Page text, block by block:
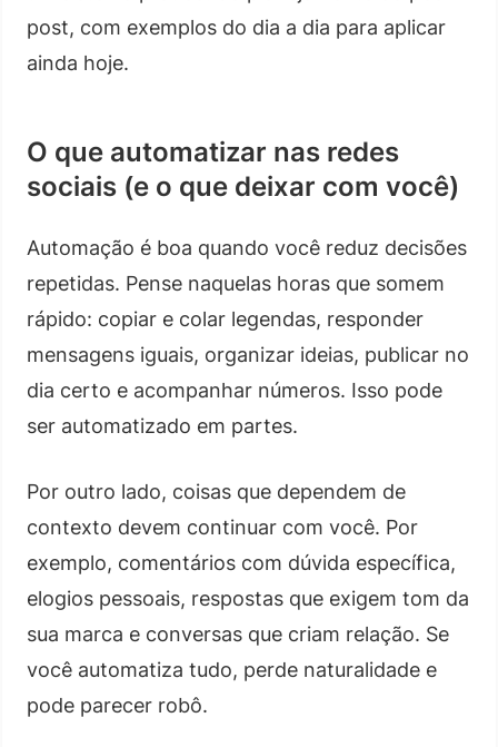
post, com exemplos do dia a dia para aplicar
ainda hoje.
O que automatizar nas redes
sociais (e o que deixar com você)
Automação é boa quando você reduz decisões
repetidas. Pense naquelas horas que somem
rápido: copiar e colar legendas, responder
mensagens iguais, organizar ideias, publicar no
dia certo e acompanhar números. Isso pode
ser automatizado em partes.
Por outro lado, coisas que dependem de
contexto devem continuar com você. Por
exemplo, comentários com dúvida específica,
elogios pessoais, respostas que exigem tom da
sua marca e conversas que criam relação. Se
você automatiza tudo, perde naturalidade e
pode parecer robô.